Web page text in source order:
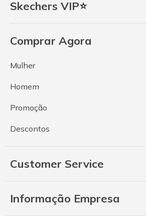
Skechers VIP⭐
Comprar Agora
Mulher
Homem
Promoção
Descontos
Customer Service
Informação Empresa